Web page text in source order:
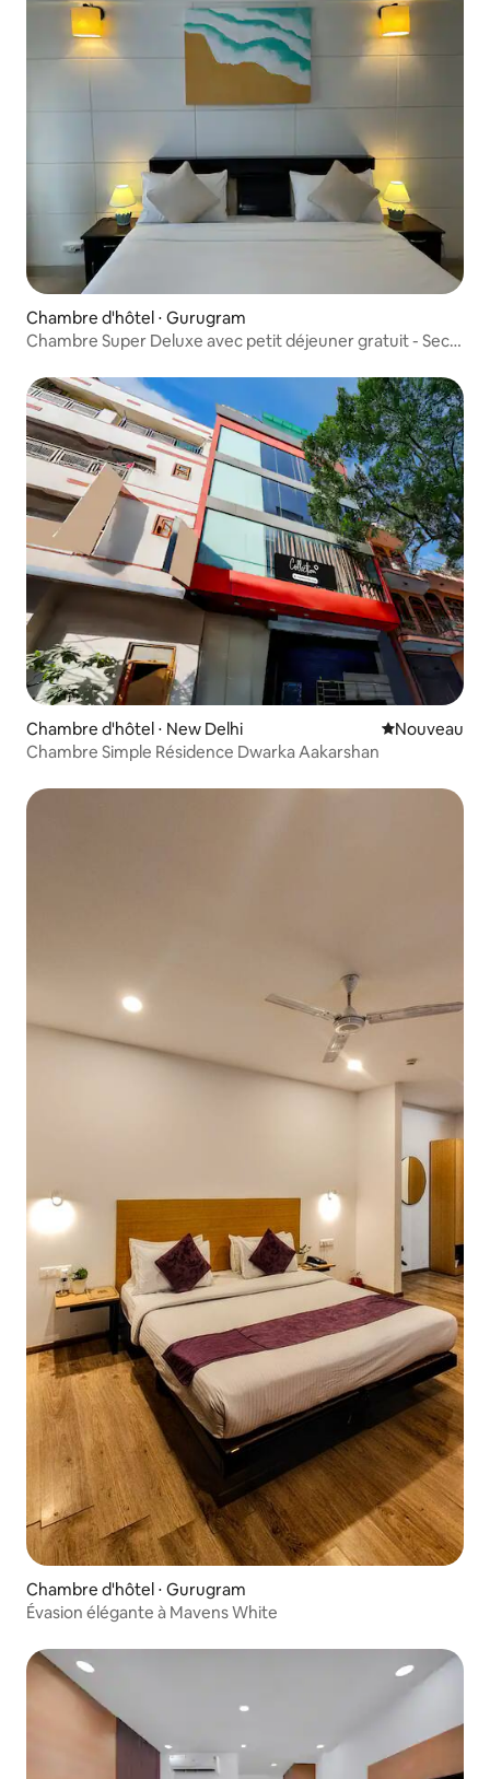
Chambre d'hôtel ⋅ Gurugram
Chambre Super Deluxe avec petit déjeuner gratuit - Sec-
Chambre d'hôtel ⋅ New Delhi Nouvel
Nouveau
Chambre Simple Résidence Dwarka Aakarshan
Chambre d'hôtel ⋅ Gurugram
Évasion élégante à Mavens White